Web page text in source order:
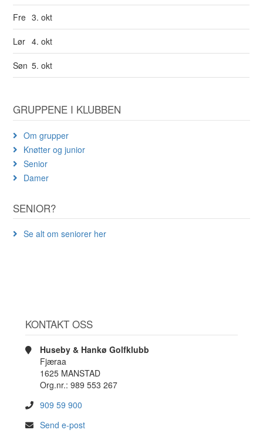
Fre 3. okt
Lør 4. okt
Søn 5. okt
GRUPPENE I KLUBBEN
Om grupper
Knøtter og junior
Senior
Damer
SENIOR?
Se alt om seniorer her
KONTAKT OSS
Huseby & Hankø Golfklubb
Fjæraa
1625 MANSTAD
Org.nr.: 989 553 267
909 59 900
Send e-post